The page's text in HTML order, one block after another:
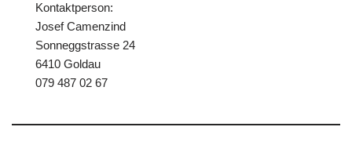
Kontaktperson:
Josef Camenzind
Sonneggstrasse 24
6410 Goldau
079 487 02 67